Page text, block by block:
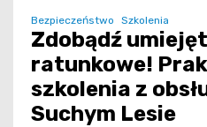
Bezpieczeństwo Szkolenia
Zdobądź
ratunkowe!
szkolenia z
Suchym Lesie